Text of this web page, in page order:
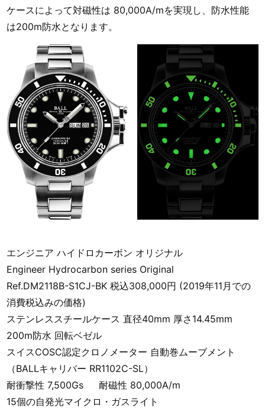
ケースによって対磁性は 80,000A/mを実現し、防水性能
は200m防水となります。
エンジニア ハイドロカーボン オリジナル
Engineer Hydrocarbon series Original
Ref.DM2118B-S1CJ-BK 税込308,000円 (2019年11月での
消費税込みの価格)
ステンレススチールケース 直径40mm 厚さ14.45mm
200m防水 回転ベゼル
スイスCOSC認定クロノメーター 自動巻ムーブメント
（BALLキャリバー RR1102C-SL）
耐衝撃性 7,500Gs 耐磁性 80,000A/m
15個の自発光マイクロ・ガスライト